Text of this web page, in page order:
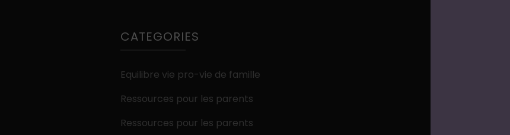
CATEGORIES
Equilibre vie pro-vie de famille
Ressources pour les parents
Ressources pour les parents